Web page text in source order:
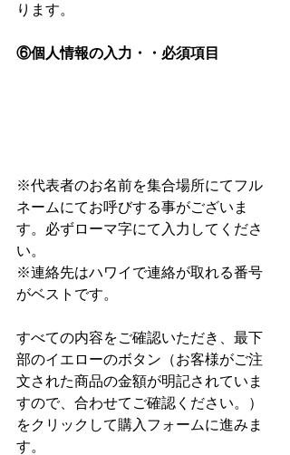
ります。
⑥個人情報の入力・・必須項目
※代表者のお名前を集合場所にてフル
ネームにてお呼びする事がございま
す。必ずローマ字にて入力してくださ
い。
※連絡先はハワイで連絡が取れる番号
がベストです。
すべての内容をご確認いただき、最下
部のイエローのボタン（お客様がご注
文された商品の金額が明記されていま
すので、合わせてご確認ください。）
をクリックして購入フォームに進みま
す。